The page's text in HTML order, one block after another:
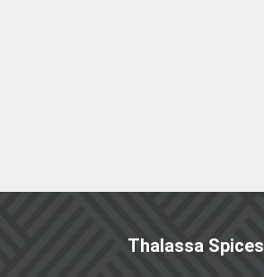
Thalassa Spices